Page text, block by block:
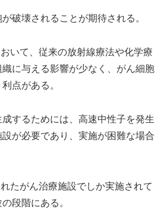
破壊されることが期待される。
いて、従来の放射線療法や化学療
に与える影響が少なく、がん細胞
点がある。
するためには、高速中性子を発生
が必要であり、実施が困難な場合
たがん治療施設でしか実施されて
段階にある。